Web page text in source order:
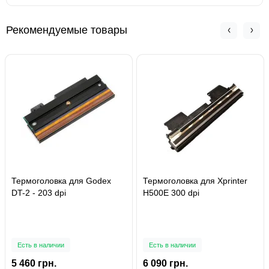
Рекомендуемые товары
Термоголовка для Godex
DT-2 - 203 dpi
Есть в наличии
5 460 грн.
Термоголовка для Xprinter
H500E 300 dpi
Есть в наличии
6 090 грн.